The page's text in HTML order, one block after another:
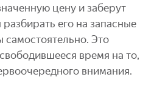
цену и заберут
его на запасные
самостоятельно. Это
время на то,
внимания.